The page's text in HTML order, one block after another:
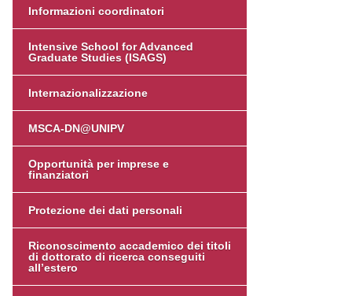
Informazioni coordinatori
Intensive School for Advanced
Graduate Studies (ISAGS)
Internazionalizzazione
MSCA-DN@UNIPV
Opportunità per imprese e
finanziatori
Protezione dei dati personali
Riconoscimento accademico dei titoli
di dottorato di ricerca conseguiti
all’estero